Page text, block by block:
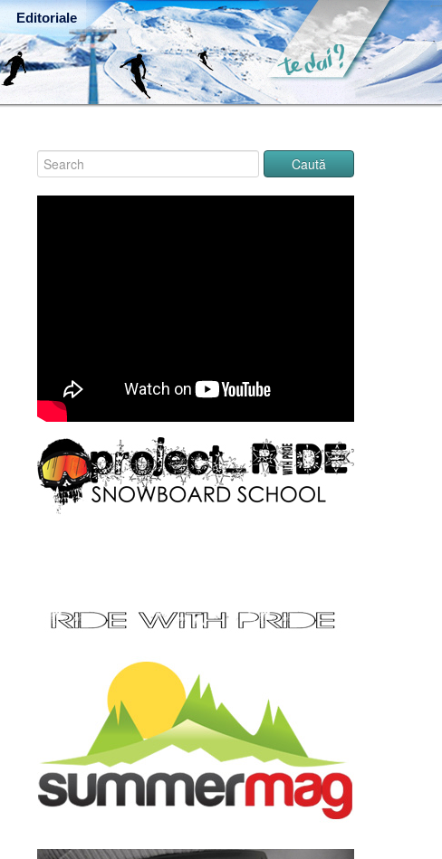
Editoriale